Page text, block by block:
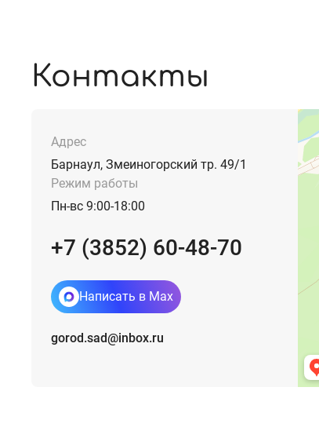
Контакты
Адрес
Барнаул, Змеиногорский тр. 49/1
Режим работы
Пн-вс 9:00-18:00
+7 (3852) 60-48-70
Написать в Max
gorod.sad@inbox.ru